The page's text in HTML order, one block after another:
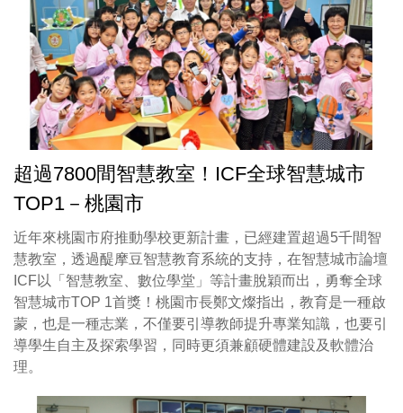
超過7800間智慧教室！ICF全球智慧城市
TOP1－桃園市
近年來桃園市府推動學校更新計畫，已經建置超過5千間智
慧教室，透過醍摩豆智慧教育系統的支持，在智慧城市論壇
ICF以「智慧教室、數位學堂」等計畫脫穎而出，勇奪全球
智慧城市TOP 1首獎！桃園市長鄭文燦指出，教育是一種啟
蒙，也是一種志業，不僅要引導教師提升專業知識，也要引
導學生自主及探索學習，同時更須兼顧硬體建設及軟體治
理。